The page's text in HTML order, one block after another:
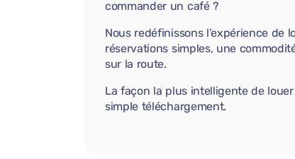
commander un café ?
Nous redéfinissons l’expérience de
réservations simples, une
sur la route.
La façon la plus intelligente de
simple téléchargement.